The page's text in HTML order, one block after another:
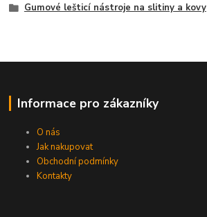
Gumové lešticí nástroje na slitiny a kovy
Informace pro zákazníky
O nás
Jak nakupovat
Obchodní podmínky
Kontakty